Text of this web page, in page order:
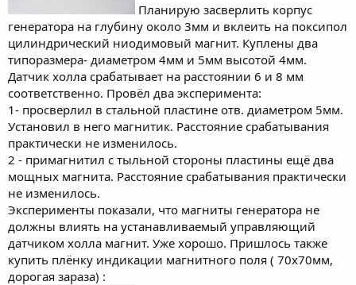
Планирую засверлить корпус
генератора на глубину около 3мм и вклеить на поксипол
цилиндрический ниодимовый магнит. Куплены два
типоразмера- диаметром 4мм и 5мм высотой 4мм.
Датчик холла срабатывает на расстоянии 6 и 8 мм
соответственно. Провёл два эксперимента:
1- просверлил в стальной пластине отв. диаметром 5мм.
Установил в него магнитик. Расстояние срабатывания
практически не изменилось.
2 - примагнитил с тыльной стороны пластины ещё два
мощных магнита. Расстояние срабатывания практически
не изменилось.
Эксперименты показали, что магниты генератора не
должны влиять на устанавливаемый управляющий
датчиком холла магнит. Уже хорошо. Пришлось также
купить плёнку индикации магнитного поля ( 70х70мм,
дорогая зараза) :